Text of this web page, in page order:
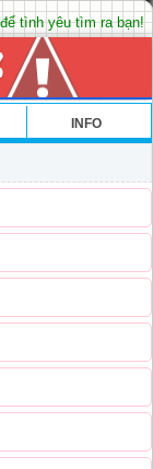
tình yêu tìm ra bạn!
INFO